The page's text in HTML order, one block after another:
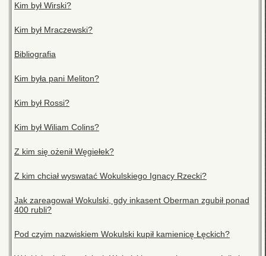
Kim był Wirski?
Kim był Mraczewski?
Bibliografia
Kim była pani Meliton?
Kim był Rossi?
Kim był Wiliam Colins?
Z kim się ożenił Węgiełek?
Z kim chciał wyswatać Wokulskiego Ignacy Rzecki?
Jak zareagował Wokulski, gdy inkasent Oberman zgubił ponad
400 rubli?
Pod czyim nazwiskiem Wokulski kupił kamienicę Łęckich?